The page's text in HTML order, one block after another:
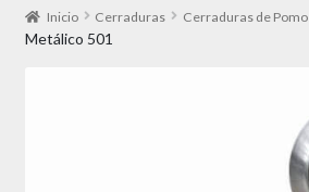
Inicio Cerraduras Cerraduras de Pomo
Metálico 501